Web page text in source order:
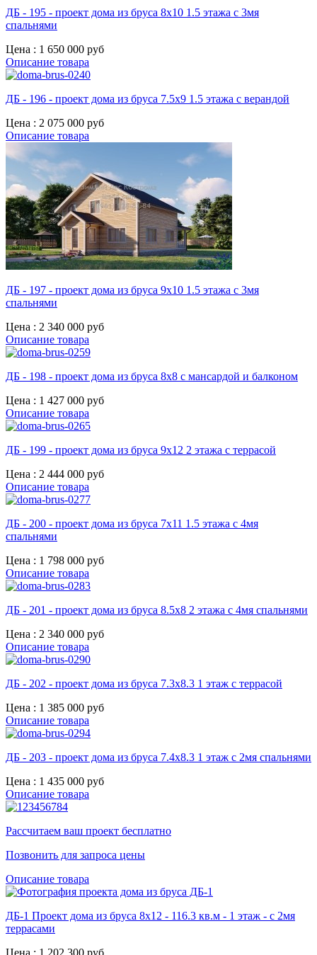
ДБ - 195 - проект дома из бруса 8х10 1.5 этажа с 3мя
спальнями
Цена : 1 650 000 руб
Описание товара
ДБ - 196 - проект дома из бруса 7.5х9 1.5 этажа с верандой
Цена : 2 075 000 руб
Описание товара
ДБ - 197 - проект дома из бруса 9х10 1.5 этажа с 3мя
спальнями
Цена : 2 340 000 руб
Описание товара
ДБ - 198 - проект дома из бруса 8х8 с мансардой и балконом
Цена : 1 427 000 руб
Описание товара
ДБ - 199 - проект дома из бруса 9х12 2 этажа с террасой
Цена : 2 444 000 руб
Описание товара
ДБ - 200 - проект дома из бруса 7х11 1.5 этажа с 4мя
спальнями
Цена : 1 798 000 руб
Описание товара
ДБ - 201 - проект дома из бруса 8.5х8 2 этажа с 4мя спальнями
Цена : 2 340 000 руб
Описание товара
ДБ - 202 - проект дома из бруса 7.3х8.3 1 этаж с террасой
Цена : 1 385 000 руб
Описание товара
ДБ - 203 - проект дома из бруса 7.4х8.3 1 этаж с 2мя спальнями
Цена : 1 435 000 руб
Описание товара
Рассчитаем ваш проект бесплатно
Позвонить для запроса цены
Описание товара
ДБ-1 Проект дома из бруса 8x12 - 116.3 кв.м - 1 этаж - с 2мя
террасами
Цена : 1 202 300 руб